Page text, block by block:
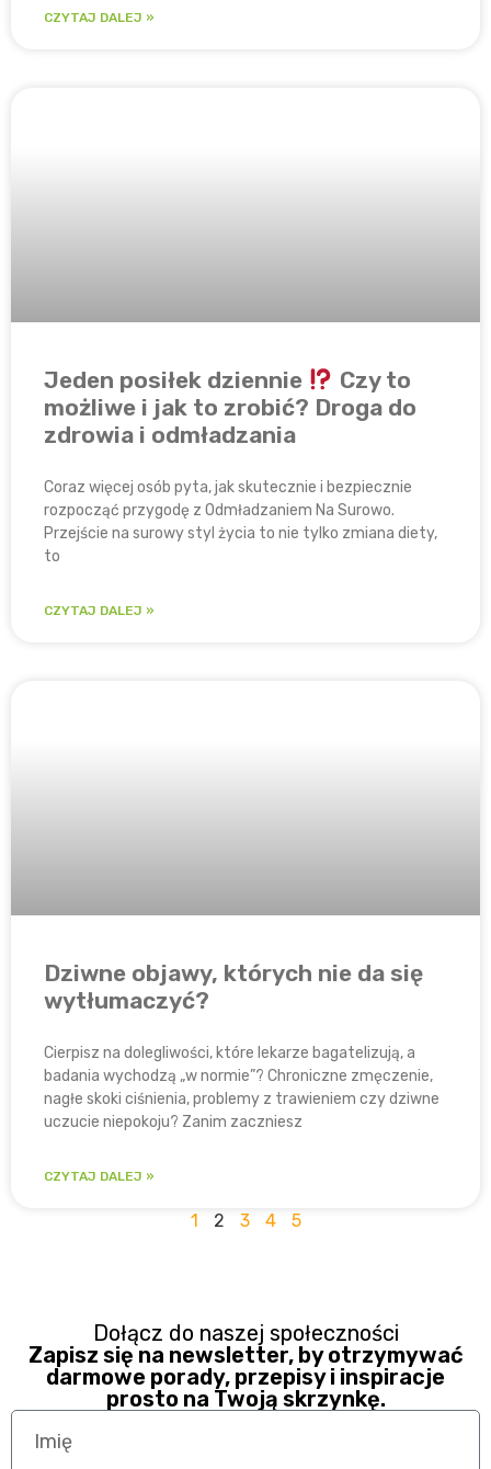
CZYTAJ DALEJ »
Jeden posiłek dziennie
Czy to
możliwe i jak to zrobić? Droga do
zdrowia i odmładzania
Coraz więcej osób pyta, jak skutecznie i bezpiecznie
rozpocząć przygodę z Odmładzaniem Na Surowo.
Przejście na surowy styl życia to nie tylko zmiana diety,
to
CZYTAJ DALEJ »
Dziwne objawy, których nie da się
wytłumaczyć?
Cierpisz na dolegliwości, które lekarze bagatelizują, a
badania wychodzą „w normie”? Chroniczne zmęczenie,
nagłe skoki ciśnienia, problemy z trawieniem czy dziwne
uczucie niepokoju? Zanim zaczniesz
CZYTAJ DALEJ »
1 2 3 4 5
Dołącz do naszej społeczności
Zapisz się na newsletter, by otrzymywać
darmowe porady, przepisy i inspiracje
prosto na Twoją skrzynkę.